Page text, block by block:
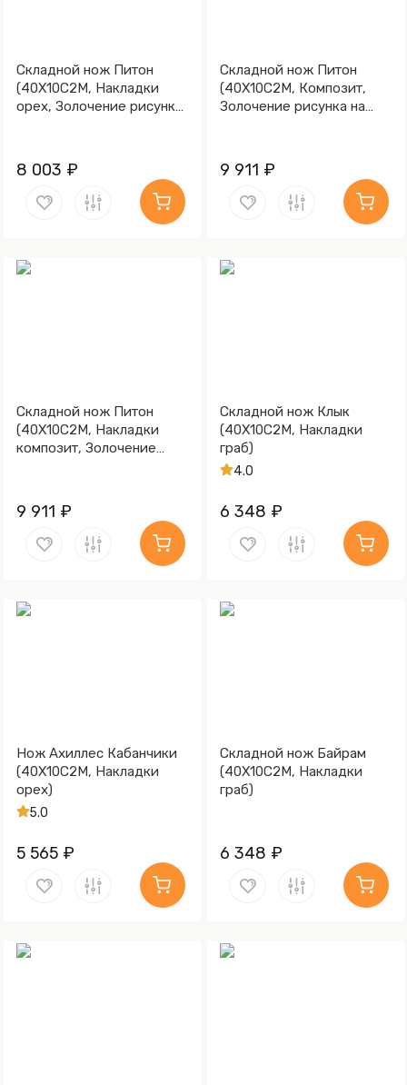
Складной нож Питон
(40Х10С2М, Накладки
орех, Золочение рисунка
8 003 ₽
Складной нож Питон
(40Х10С2М, Композит,
Золочение рисунка на
9 911 ₽
Складной нож Питон
(40Х10С2М, Накладки
композит, Золочение
9 911 ₽
Складной нож Клык
(40Х10С2М, Накладки
граб)
4.0
6 348 ₽
Нож Ахиллес Кабанчики
(40Х10С2М, Накладки
орех)
5.0
5 565 ₽
Складной нож Байрам
(40Х10С2М, Накладки
граб)
6 348 ₽